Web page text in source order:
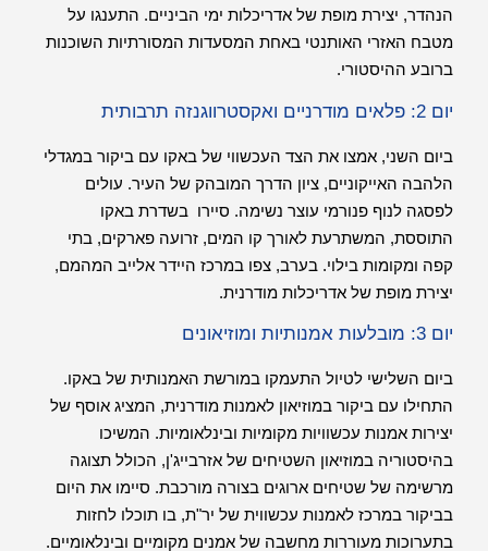
הנהדר, יצירת מופת של אדריכלות ימי הביניים. התענגו על
מטבח האזרי האותנטי באחת המסעדות המסורתיות השוכנות
ברובע ההיסטורי.
יום 2: פלאים מודרניים ואקסטרווגנזה תרבותית
ביום השני, אמצו את הצד העכשווי של באקו עם ביקור במגדלי
הלהבה האייקוניים, ציון הדרך המובהק של העיר. עולים
לפסגה לנוף פנורמי עוצר נשימה. סיירו בשדרת באקו
התוססת, המשתרעת לאורך קו המים, זרועה פארקים, בתי
קפה ומקומות בילוי. בערב, צפו במרכז היידר אלייב המהמם,
יצירת מופת של אדריכלות מודרנית.
יום 3: מובלעות אמנותיות ומוזיאונים
ביום השלישי לטיול התעמקו במורשת האמנותית של באקו.
התחילו עם ביקור במוזיאון לאמנות מודרנית, המציג אוסף של
יצירות אמנות עכשוויות מקומיות ובינלאומיות. המשיכו
בהיסטוריה במוזיאון השטיחים של אזרבייג'ן, הכולל תצוגה
מרשימה של שטיחים ארוגים בצורה מורכבת. סיימו את היום
בביקור במרכז לאמנות עכשווית של יר"ת, בו תוכלו לחזות
בתערוכות מעוררות מחשבה של אמנים מקומיים ובינלאומיים.